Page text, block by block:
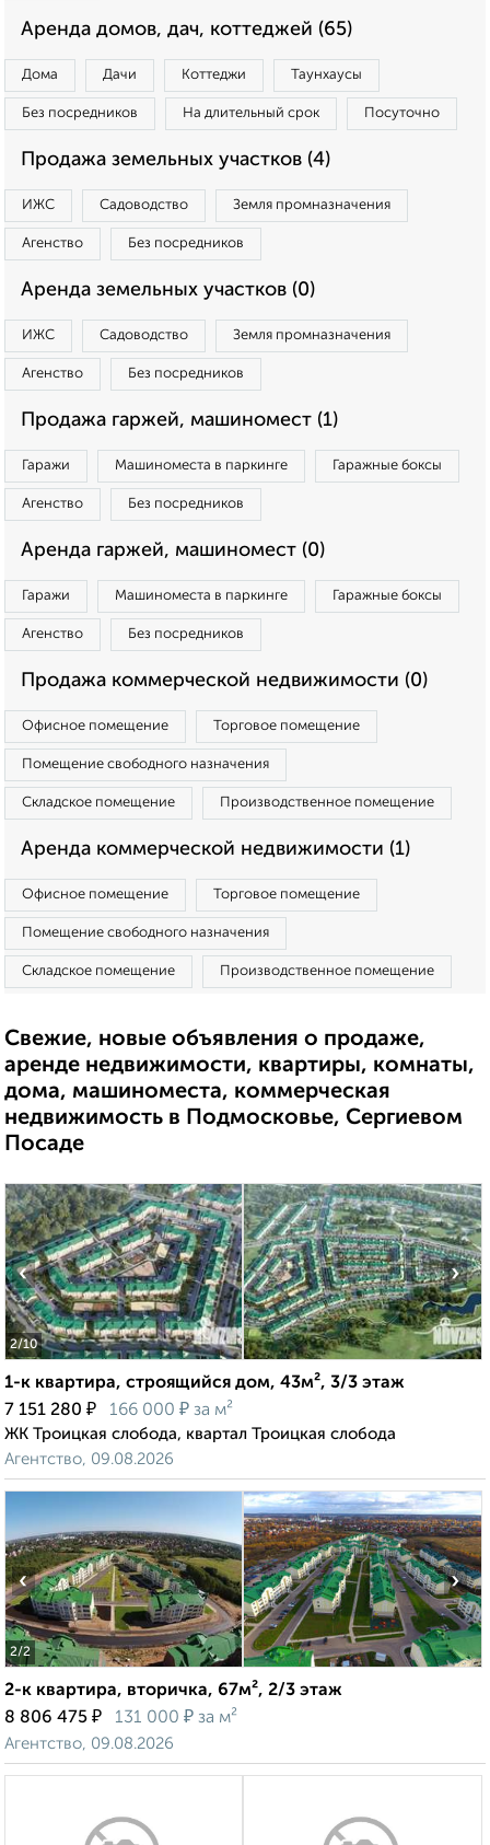
Аренда домов, дач, коттеджей (65)
Дома Дачи Коттеджи Таунхаусы
Без посредников На длительный срок Посуточно
Продажа земельных участков (4)
ИЖС Садоводство Земля промназначения
Агенство Без посредников
Аренда земельных участков (0)
ИЖС Садоводство Земля промназначения
Агенство Без посредников
Продажа гаржей, машиномест (1)
Гаражи Машиноместа в паркинге Гаражные боксы
Агенство Без посредников
Аренда гаржей, машиномест (0)
Гаражи Машиноместа в паркинге Гаражные боксы
Агенство Без посредников
Продажа коммерческой недвижимости (0)
Офисное помещение Торговое помещение
Помещение свободного назначения
Складское помещение Производственное помещение
Аренда коммерческой недвижимости (1)
Офисное помещение Торговое помещение
Помещение свободного назначения
Складское помещение Производственное помещение
Свежие, новые объявления о продаже,
аренде недвижимости, квартиры, комнаты,
дома, машиноместа, коммерческая
недвижимость в Подмосковье, Сергиевом
Посаде
2/10
‹ ›
1-к квартира, строящийся дом, 43м², 3/3 этаж
7 151 280 ₽ 166 000 ₽ за м²
ЖК Троицкая слобода, квартал Троицкая слобода
Агентство, 09.08.2026
2/2
‹ ›
2-к квартира, вторичка, 67м², 2/3 этаж
8 806 475 ₽ 131 000 ₽ за м²
Агентство, 09.08.2026